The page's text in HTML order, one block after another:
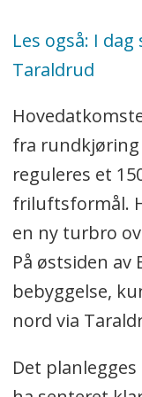
Les også: I
Taraldrud
fra rundkjøring
reguleres et
friluftsformål.
en ny turbro
På østsiden av
bebyggelse,
nord via
Det